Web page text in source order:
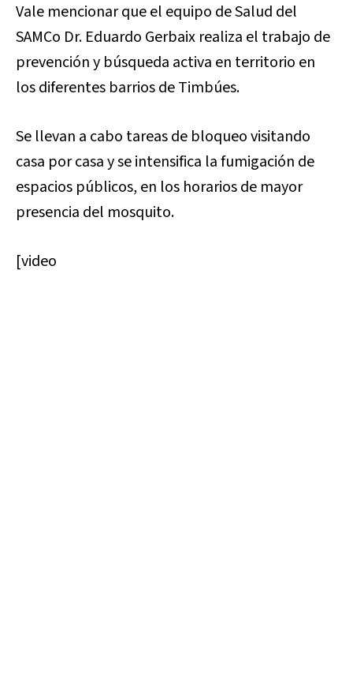
Vale mencionar que el equipo de Salud del
SAMCo Dr. Eduardo Gerbaix realiza el trabajo de
prevención y búsqueda activa en territorio en
los diferentes barrios de Timbúes.
Se llevan a cabo tareas de bloqueo visitando
casa por casa y se intensifica la fumigación de
espacios públicos, en los horarios de mayor
presencia del mosquito.
[video